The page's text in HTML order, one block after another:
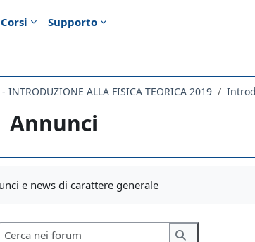
Corsi Supporto
INTRODUZIONE ALLA FISICA TEORICA 2019
Annunci
e news di carattere generale
Cerca nei forum